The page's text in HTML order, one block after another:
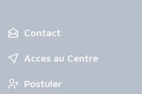
Contact
Accès au Centre
Postuler